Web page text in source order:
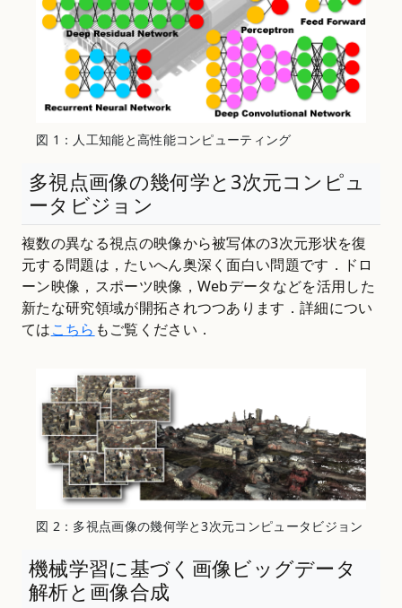
図 1：人工知能と高性能コンピューティング
多視点画像の幾何学と3次元コンピュ
ータビジョン
複数の異なる視点の映像から被写体の3次元形状を復
元する問題は，たいへん奥深く面白い問題です．ドロ
ーン映像，スポーツ映像，Webデータなどを活用した
新たな研究領域が開拓されつつあります．詳細につい
てはこちら もご覧ください．
図 2：多視点画像の幾何学と3次元コンピュータビジョン
機械学習に基づく画像ビッグデータ
解析と画像合成